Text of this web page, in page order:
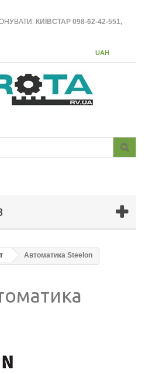
КИЇВСТАР 098-62-42-551,
UAH
Автоматика Steelon